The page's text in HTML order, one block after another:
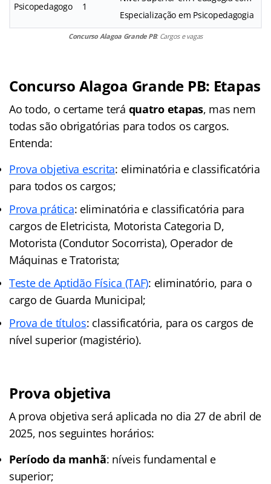
Psicopedagogo 1
Especialização em Psicopedagogia
Concurso Alagoa Grande PB: Cargos e vagas
Concurso Alagoa Grande PB: Etapas
Ao todo, o certame terá quatro etapas, mas nem
todas são obrigatórias para todos os cargos.
Entenda:
Prova objetiva escrita: eliminatória e classificatória
para todos os cargos;
Prova prática: eliminatória e classificatória para
cargos de Eletricista, Motorista Categoria D,
Motorista (Condutor Socorrista), Operador de
Máquinas e Tratorista;
Teste de Aptidão Física (TAF): eliminatório, para o
cargo de Guarda Municipal;
Prova de títulos: classificatória, para os cargos de
nível superior (magistério).
Prova objetiva
A prova objetiva será aplicada no dia 27 de abril de
2025, nos seguintes horários:
Período da manhã: níveis fundamental e
superior;